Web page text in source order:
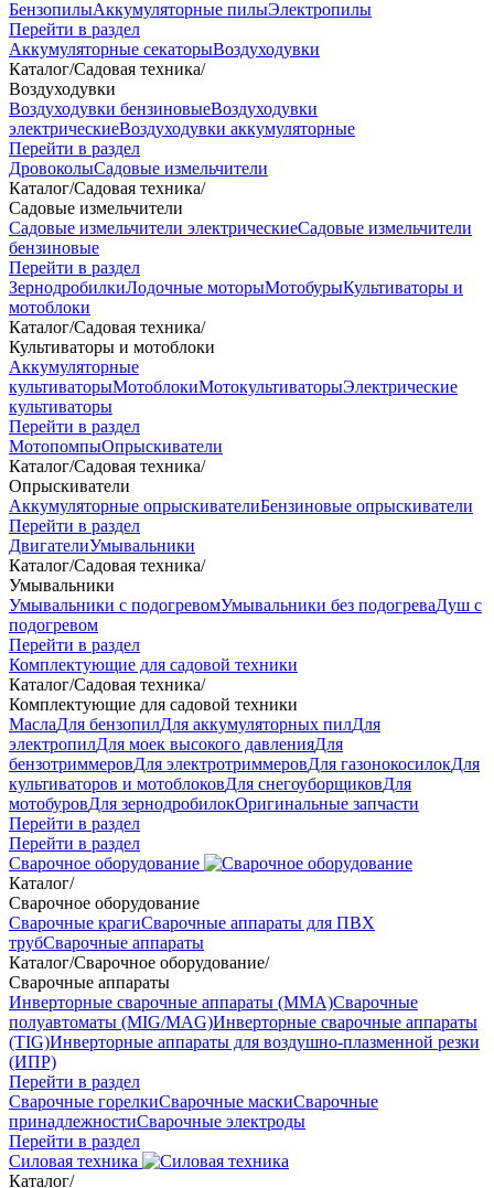
БензопилыАккумуляторные пилыЭлектропилы
Перейти в раздел
Аккумуляторные секаторыВоздуходувки
Каталог/Садовая техника/
Воздуходувки
Воздуходувки бензиновыеВоздуходувки
электрическиеВоздуходувки аккумуляторные
Перейти в раздел
ДровоколыСадовые измельчители
Каталог/Садовая техника/
Садовые измельчители
Садовые измельчители электрическиеСадовые измельчители
бензиновые
Перейти в раздел
ЗернодробилкиЛодочные моторыМотобурыКультиваторы и
мотоблоки
Каталог/Садовая техника/
Культиваторы и мотоблоки
Аккумуляторные
культиваторыМотоблокиМотокультиваторыЭлектрические
культиваторы
Перейти в раздел
МотопомпыОпрыскиватели
Каталог/Садовая техника/
Опрыскиватели
Аккумуляторные опрыскивателиБензиновые опрыскиватели
Перейти в раздел
ДвигателиУмывальники
Каталог/Садовая техника/
Умывальники
Умывальники с подогревомУмывальники без подогреваДуш с
подогревом
Перейти в раздел
Комплектующие для садовой техники
Каталог/Садовая техника/
Комплектующие для садовой техники
МаслаДля бензопилДля аккумуляторных пилДля
электропилДля моек высокого давленияДля
бензотриммеровДля электротриммеровДля газонокосилокДля
культиваторов и мотоблоковДля снегоуборщиковДля
мотобуровДля зернодробилокОригинальные запчасти
Перейти в раздел
Перейти в раздел
Сварочное оборудование
Каталог/
Сварочное оборудование
Сварочные крагиСварочные аппараты для ПВХ
трубСварочные аппараты
Каталог/Сварочное оборудование/
Сварочные аппараты
Инверторные сварочные аппараты (ММА)Сварочные
полуавтоматы (MIG/MAG)Инверторные сварочные аппараты
(TIG)Инверторные аппараты для воздушно-плазменной резки
(ИПР)
Перейти в раздел
Сварочные горелкиСварочные маскиСварочные
принадлежностиСварочные электроды
Перейти в раздел
Силовая техника
Каталог/